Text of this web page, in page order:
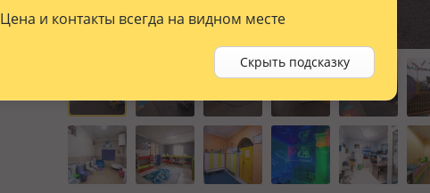
Цена и контакты всегда на видном месте
Скрыть подсказку